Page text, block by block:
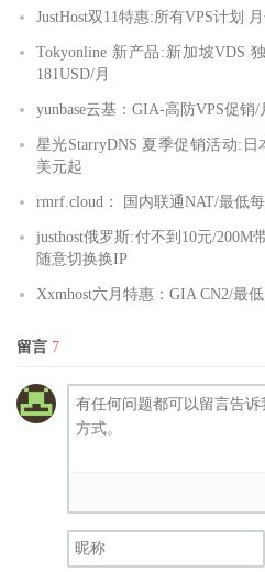
JustHost双11特惠:所有VPS计划
Tokyonline 新产品:新加坡VDS
181USD/月
yunbase云基：GIA-高防VPS促销
星光StarryDNS 夏季促销活动:
美元起
rmrf.cloud： 国内联通NAT/最低
justhost俄罗斯:付不到10元/
随意切换换IP
Xxmhost六月特惠：GIA CN2/最
留言 7